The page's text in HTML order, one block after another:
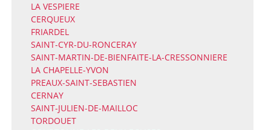
LA VESPIERE
CERQUEUX
FRIARDEL
SAINT-CYR-DU-RONCERAY
SAINT-MARTIN-DE-BIENFAITE-LA-CRESSONNIERE
LA CHAPELLE-YVON
PREAUX-SAINT-SEBASTIEN
CERNAY
SAINT-JULIEN-DE-MAILLOC
TORDOUET